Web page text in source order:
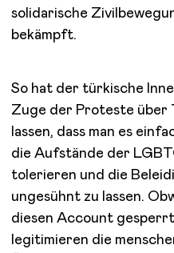
solidarische
bekämpft.
So hat der türkische
Zuge der Proteste über
lassen, dass man es
die Aufstände der
tolerieren und die
ungesühnt zu lassen.
diesen Account
legitimieren die